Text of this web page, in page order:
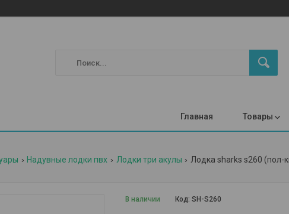
Главная Товары
Надувные лодки пвх Лодки три акулы Лодка sharks s260 (пол-
В наличии Код:SH-S260